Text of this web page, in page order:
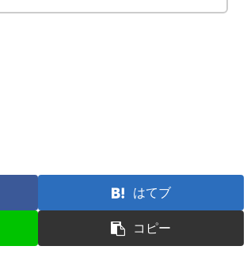
はてブ
コピー